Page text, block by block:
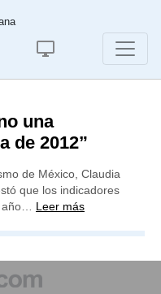
una
de 2012”
de México, Claudia
que los indicadores
año… Leer más